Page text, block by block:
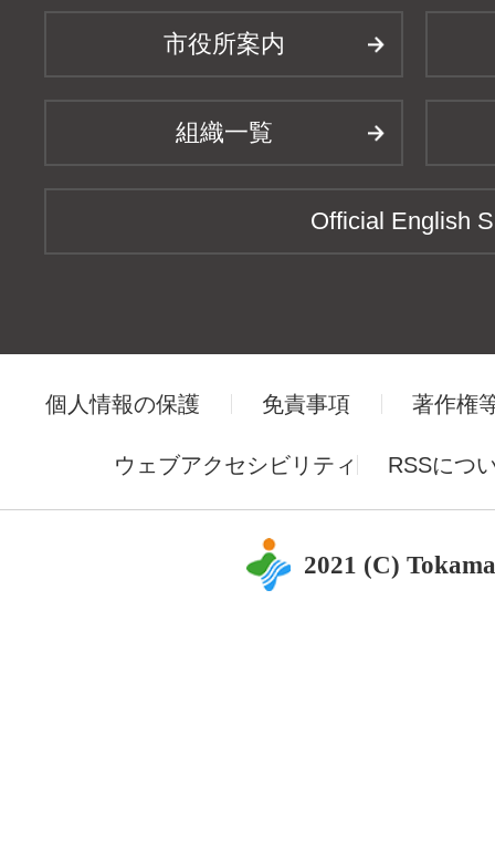
市役所案内
組織一覧
Official English
個人情報の保護 免責事項 著作権
ウェブアクセシビリティ RSSにつ
2021 (C)